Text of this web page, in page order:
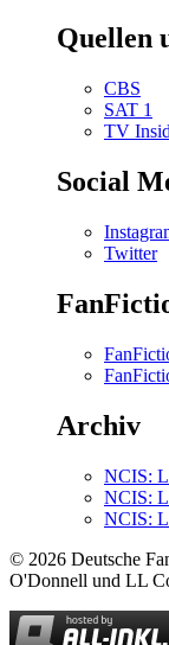
Quellen
CBS
SAT 1
TV
Social
Twitter
Archiv
NCIS:
NCIS:
NCIS:
© 2026 Deutsche
O'Donnell und LL